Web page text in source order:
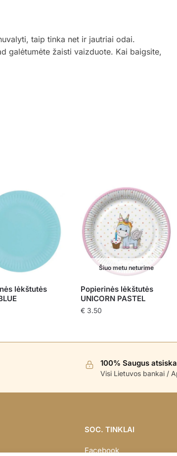
taip tinka net ir jautriai odai.
galėtumėte žaisti vaizduote. Kai baigsite,
lėkštutės
Šiuo metu neturime
Popierinės lėkštutės
UNICORN PASTEL
€ 3.50
100% Saugus
Visi Lietuvos bankai /
SOC. TINKLAI
Facebook